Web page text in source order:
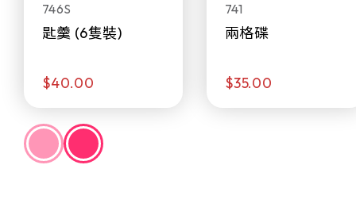
746S
匙羹 (6隻裝)
$40.00
741
兩格碟
$35.00